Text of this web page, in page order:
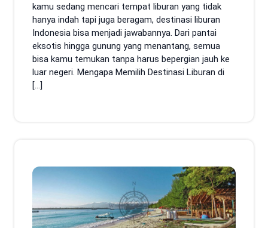
kamu sedang mencari tempat liburan yang tidak
hanya indah tapi juga beragam, destinasi liburan
Indonesia bisa menjadi jawabannya. Dari pantai
eksotis hingga gunung yang menantang, semua
bisa kamu temukan tanpa harus bepergian jauh ke
luar negeri. Mengapa Memilih Destinasi Liburan di
[…]